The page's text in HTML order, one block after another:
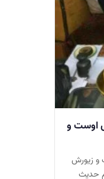
اوست و
و زيورش
حدیث